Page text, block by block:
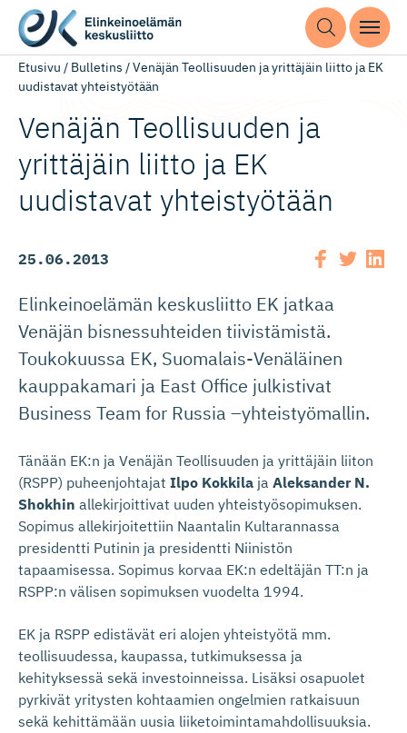
Etusivu / Bulletins /Venäjän Teollisuuden ja yrittäjäin liitto ja EK
uudistavat yhteistyötään
Venäjän Teollisuuden ja
yrittäjäin liitto ja EK
uudistavat yhteistyötään
25.06.2013
Elinkeinoelämän keskusliitto EK jatkaa
Venäjän bisnessuhteiden tiivistämistä.
Toukokuussa EK, Suomalais-Venäläinen
kauppakamari ja East Office julkistivat
Business Team for Russia –yhteistyömallin.
Tänään EK:n ja Venäjän Teollisuuden ja yrittäjäin liiton
(RSPP) puheenjohtajat Ilpo Kokkila ja Aleksander N.
Shokhin allekirjoittivat uuden yhteistyösopimuksen.
Sopimus allekirjoitettiin Naantalin Kultarannassa
presidentti Putinin ja presidentti Niinistön
tapaamisessa. Sopimus korvaa EK:n edeltäjän TT:n ja
RSPP:n välisen sopimuksen vuodelta 1994.
EK ja RSPP edistävät eri alojen yhteistyötä mm.
teollisuudessa, kaupassa, tutkimuksessa ja
kehityksessä sekä investoinneissa. Lisäksi osapuolet
pyrkivät yritysten kohtaamien ongelmien ratkaisuun
sekä kehittämään uusia liiketoimintamahdollisuuksia.